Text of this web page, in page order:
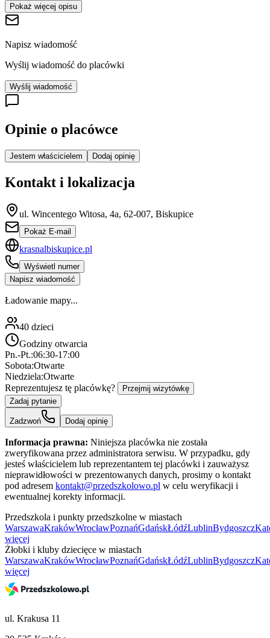
Pokaż więcej opisu
Napisz wiadomość
Wyślij wiadomość do placówki
Wyślij wiadomość
Opinie o placówce
Jestem właścicielem Dodaj opinię
Kontakt i lokalizacja
ul. Wincentego Witosa, 4a, 62-007, Biskupice
Pokaż E-mail
krasnalbiskupice.pl
Wyświetl numer
Napisz wiadomość
Ładowanie mapy...
40 dzieci
Godziny otwarcia
Pn.-Pt.:06:30-17:00
Sobota:Otwarte
Niedziela:Otwarte
Reprezentujesz tę placówkę?
Przejmij wizytówkę
Zadaj pytanie
Zadzwoń Dodaj opinię
Informacja prawna: Niniejsza placówka nie została
zweryfikowana przez administratora serwisu. W przypadku, gdy
jesteś właścicielem lub reprezentantem tej placówki i zauważysz
nieprawidłowości w prezentowanych danych, prosimy o kontakt
pod adresem kontakt@przedszkolowo.pl w celu weryfikacji i
ewentualnej korekty informacji.
Przedszkola i punkty przedszkolne w miastach
WarszawaKrakówWrocławPoznańGdańskŁódźLublinBydgoszcz
więcej
Żłobki i kluby dziecięce w miastach
WarszawaKrakówWrocławPoznańGdańskŁódźLublinBydgoszcz
więcej
ul. Krakusa 11